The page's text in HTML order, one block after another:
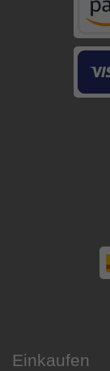
Einkaufen